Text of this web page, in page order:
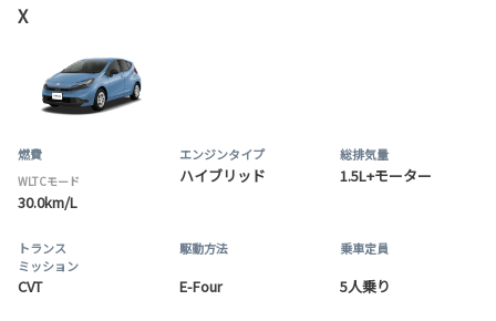
X
燃費
WLTCモード
30.0km/L
エンジンタイプ
ハイブリッド
総排気量
1.5L+モーター
トランス
ミッション
CVT
駆動方法
E-Four
乗車定員
5人乗り